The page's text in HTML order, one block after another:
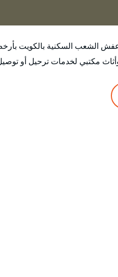
الشعب السكنية بالكويت
مكتبي لخدمات ترحيل أو